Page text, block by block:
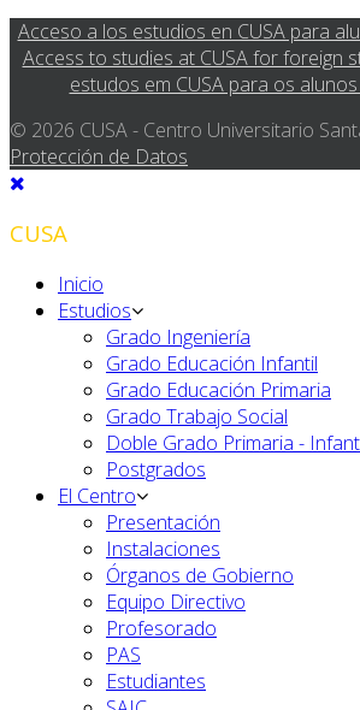
Acceso a los estudios en CUSA para
Access to studies at CUSA for foreign
estudos em CUSA para os
© 2026 CUSA - Centro Universitario
Protección de Datos
CUSA
Inicio
Estudios
Grado Ingeniería
Grado Educación Infantil
Grado Educación Primaria
Grado Trabajo Social
Doble Grado Primaria -
Postgrados
El Centro
Presentación
Instalaciones
Órganos de Gobierno
Equipo Directivo
Profesorado
PAS
Estudiantes